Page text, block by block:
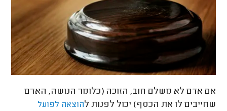
אם אדם לא משלם חוב, הזוכה (כלומר הנושה, האדם
שחייבים לו את הכסף) יכול לפנות להוצאה לפועל